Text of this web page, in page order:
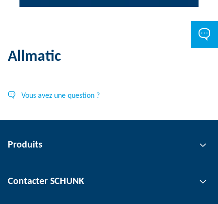
Allmatic
Vous avez une question ?
Produits
Technologie d'automatisation
Contacter SCHUNK